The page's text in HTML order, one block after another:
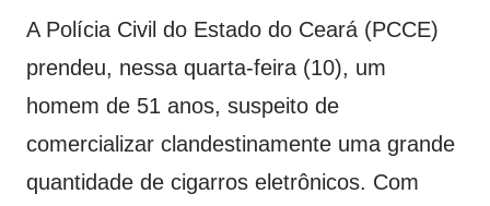
A Polícia Civil do Estado do Ceará (PCCE)
prendeu, nessa quarta-feira (10), um
homem de 51 anos, suspeito de
comercializar clandestinamente uma grande
quantidade de cigarros eletrônicos. Com